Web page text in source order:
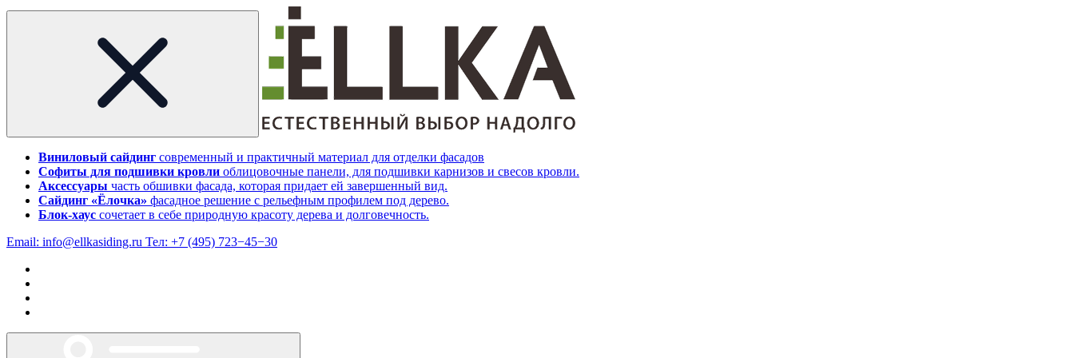
Виниловый сайдинг современный и практичный материал для отделки фасадов
Софиты для подшивки кровли облицовочные панели, для подшивки карнизов и свесов кровли.
Аксессуары часть обшивки фасада, которая придает ей завершенный вид.
Сайдинг «Ёлочка» фасадное решение с рельефным профилем под дерево.
Блок-хаус сочетает в себе природную красоту дерева и долговечность.
Email: info@ellkasiding.ru Тел: +7 (495) 723−45−30